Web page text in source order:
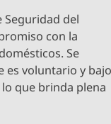
Seguridad del
con la
Se
es voluntario y
que brinda plena